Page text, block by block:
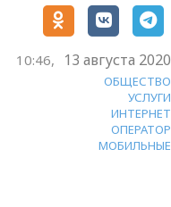
10:46, 13 августа 2020
ОБЩЕСТВО
УСЛУГИ
ИНТЕРНЕТ
ОПЕРАТОР
МОБИЛЬНЫЕ